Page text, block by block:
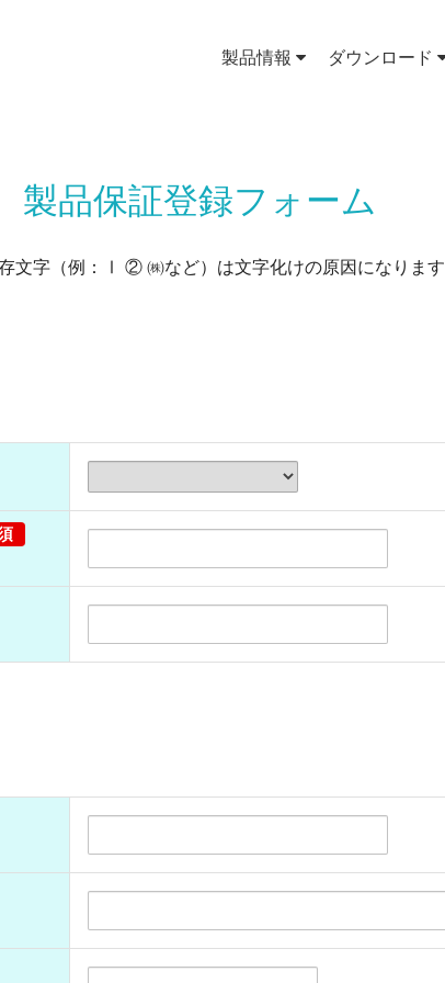
製品情報 ダウンロード
製品保証登録フォーム
文字（例：Ⅰ ② ㈱など）は文字化けの原因になりま